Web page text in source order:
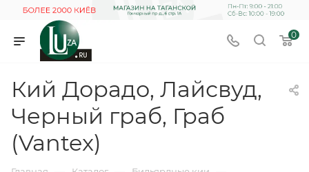
0
Кий Дорадо, Лайсвуд,
Черный граб, Граб
(Vantex)